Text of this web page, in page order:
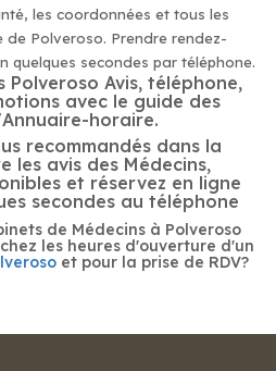
les coordonnées et tous les
de Polveroso. Prendre rendez-
quelques secondes par téléphone.
Polveroso Avis, téléphone,
avec le guide des
horaire.
recommandés dans la
les avis des Médecins,
et réservez en ligne
secondes au téléphone
de Médecins à Polveroso
les heures d'ouverture d'un
et pour la prise de RDV?